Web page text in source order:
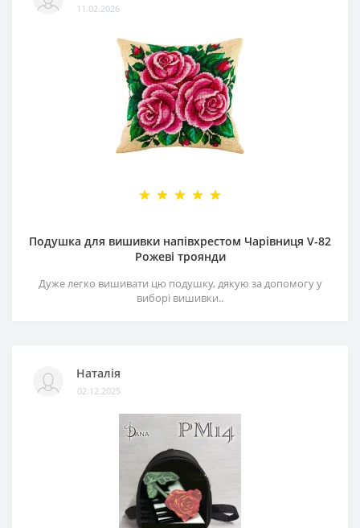
11.02.2026
Подушка для вишивки напівхрестом Чарівниця V-82
Рожеві троянди
Дуже легко вишивати цю подушку, дякую за допомогу у
виборі вишивки..
Наталія
02.12.2025